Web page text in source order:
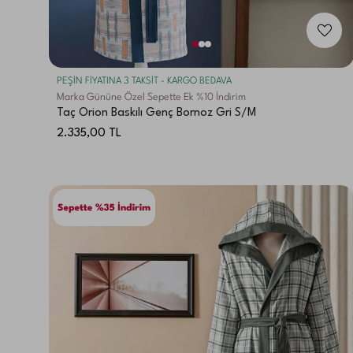
PEŞİN FİYATINA 3 TAKSİT - KARGO BEDAVA
Marka Gününe Özel Sepette Ek %10 İndirim
Taç Orion Baskılı Genç Bornoz Gri S/M
2.335,00
TL